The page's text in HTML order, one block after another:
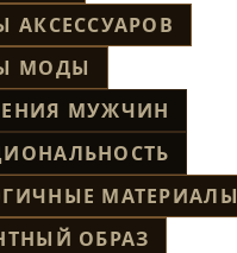
АКСЕССУАРОВ
МОДЫ
МУЖЧИН
МАТЕРИАЛЫ
ОБРАЗ